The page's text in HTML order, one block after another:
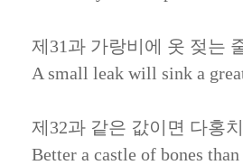
제31과 가랑비에 옷 젖는
A small leak will sink a
제32과 같은 값이면 다홍
Better a castle of bones